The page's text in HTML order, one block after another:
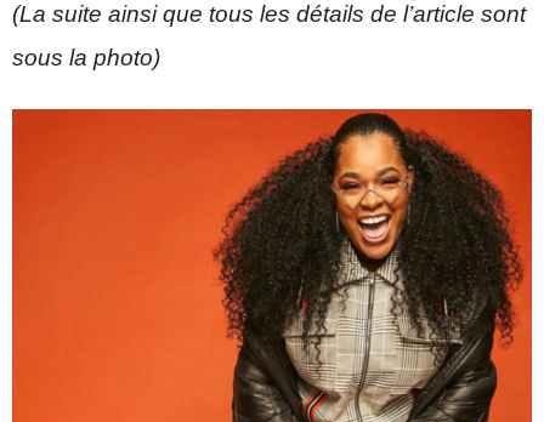
(La suite ainsi que tous les détails de l’article sont
sous la photo)